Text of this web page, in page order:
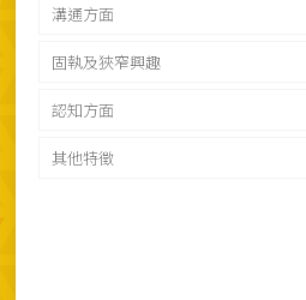
溝通方面
固執及狹窄興趣
認知方面
其他特徵